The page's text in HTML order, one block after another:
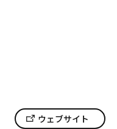
ウェブサイト